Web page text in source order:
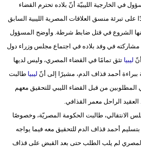
علوم
وتكنولوجيا
بيئة
مدوَّنات
أبراج
فيديو
سيارات
في الخارجية الليبيّة أنّ بلاده تحترم القضاء
على تبرئة منسق العلاقات المصرية الليبية السابق
الشروع في قتل ضابط شرطة. وأوضح المسؤول
في وفد بلاده في اجتماع مجلس وزراء دول
ليبيا تثق تمامًا في القضاء المصري، وليس لديها
أحمد قذاف الدم، مشيرًا إلى أنّ ليبيا طالبت
المطلوبين من قبل القضاء الليبي للتحقيق معهم
الراحل معمر القذافي.
الانتقالي، طالبت الحكومة المصريّة، وخصوصًا
أحمد قذاف الدم للتحقيق معه فيما يواجه
المصري لم يلب الطلب حتى بعد القبض على قذاف